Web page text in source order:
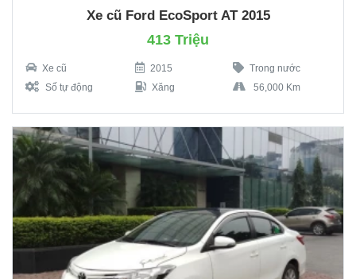
Xe cũ Ford EcoSport AT 2015
413 Triệu
Xe cũ 2015
Trong nước
Số tự động
Xăng 56,000 Km